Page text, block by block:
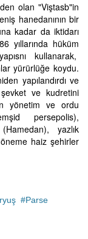
olan "Viştasb"in
hanedanının bir
kadar da iktidarı
yıllarında hüküm
kullanarak,
yürürlüğe koydu.
yapılandırdı ve
ve kudretini
yönetim ve ordu
persepolis),
yazlık
haiz şehirler
Parse